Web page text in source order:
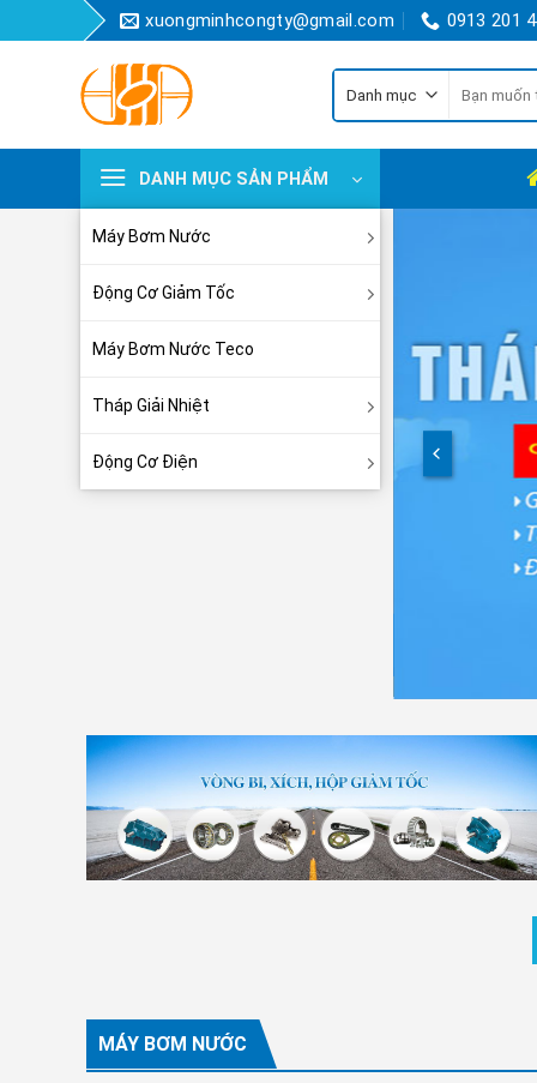
to
xuongminhcongty@gmail.com 0913 201
kiếm:
DANH MỤC SẢN PHẨM
Máy Bơm Nước
Động Cơ Giảm Tốc
Máy Bơm Nước Teco
Tháp Giải Nhiệt
Động Cơ Điện
MÁY BƠM NƯỚC